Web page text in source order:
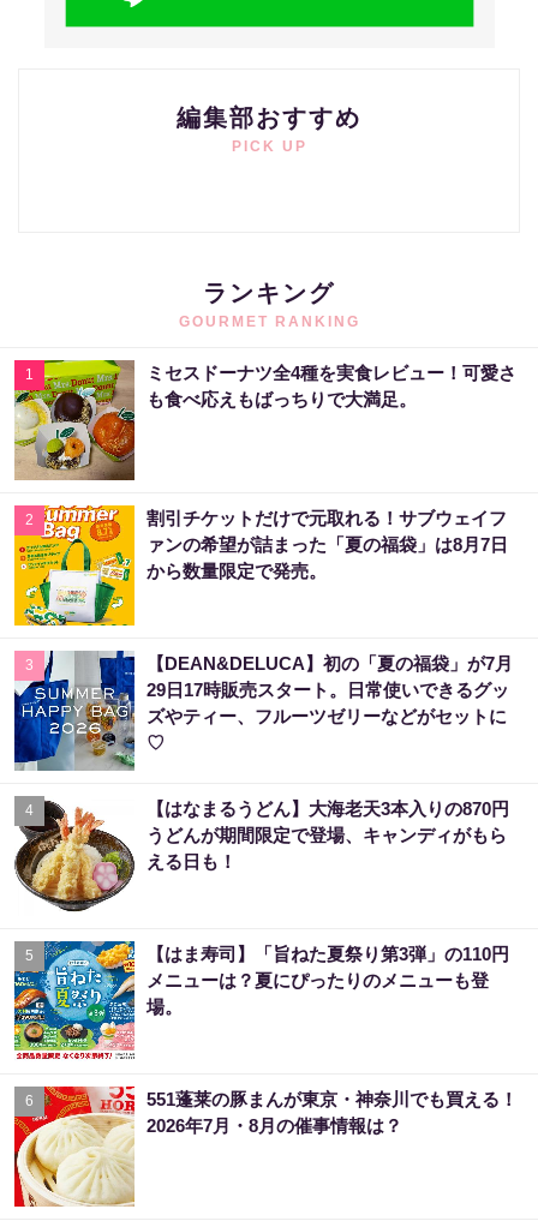
編集部おすすめ
PICK UP
ランキング
GOURMET RANKING
1
ミセスドーナツ全4種を実食レビュー！可愛さ
も食べ応えもばっちりで大満足。
2
割引チケットだけで元取れる！サブウェイフ
ァンの希望が詰まった「夏の福袋」は8月7日
から数量限定で発売。
3
【DEAN&DELUCA】初の「夏の福袋」が7月
29日17時販売スタート。日常使いできるグッ
ズやティー、フルーツゼリーなどがセットに
♡
4
【はなまるうどん】大海老天3本入りの870円
うどんが期間限定で登場、キャンディがもら
える日も！
5
【はま寿司】「旨ねた夏祭り第3弾」の110円
メニューは？夏にぴったりのメニューも登
場。
6
551蓬莱の豚まんが東京・神奈川でも買える！
2026年7月・8月の催事情報は？